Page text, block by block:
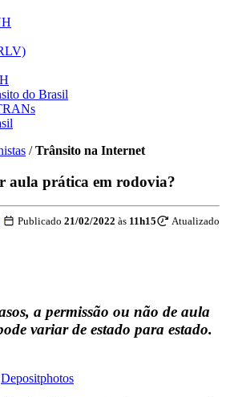
do Brasil
/Trânsito na Internet
aula prática em rodovia?
Publicado21/02/2022 às 11h15
Atualizado
a permissão ou não de aula
variar de estado para estado.
Depositphotos